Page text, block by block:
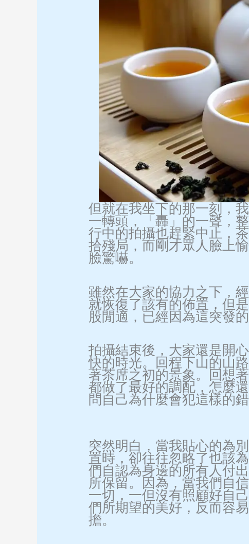
但就在我坐下的那一刻，
一轉頭，「轟」的一聲，
行中的拍攝也趕緊中止，
拾殘局，而剛才眾人臉上
臉驚嚇。
雖然在大家的協力之下，
就恢復了該有的佈置，但
股閒適，已經因為這突發
拍攝結束後，大家還是開
快的時光。回程下山的山
著茶席之初的景象。回想
都做了最好的調配，怎麼
問自己為什麼會犯這樣的
突然明白，當我貼心的為
置時，卻往往忽略了也該
們自認為身邊的所有人付
所保留。因為，當我們自
一切，一但沒有照顧好自
們所期望的美好，反而容
擔。